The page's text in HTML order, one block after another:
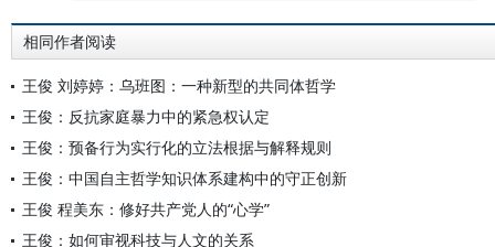
相同作者阅读
王俊 刘婷婷：乌班图：一种新型的共同体哲学
王俊：反抗家庭暴力中的紧急权认定
王俊：预备行为实行化的立法根据与解释规则
王俊：中国自主哲学知识体系建构中的守正创新
王俊 程美东：修好共产党人的“心学”
王俊：如何审视科技与人文的关系